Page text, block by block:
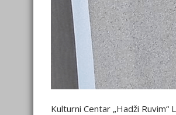
Kulturni Centar „Hadži